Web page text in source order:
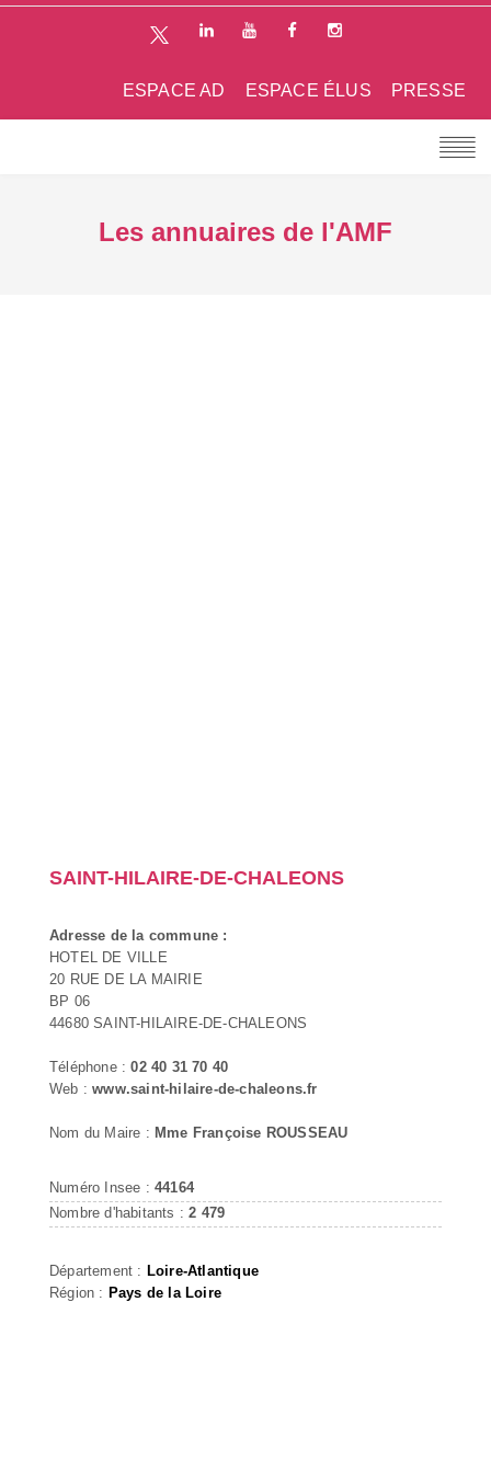
PRESSE
ESPACE ÉLUS
ESPACE AD
Les annuaires de l'AMF
SAINT-HILAIRE-DE-CHALEONS
Adresse de la commune :
HOTEL DE VILLE
20 RUE DE LA MAIRIE
BP 06
44680 SAINT-HILAIRE-DE-CHALEONS
Téléphone :02 40 31 70 40
Web :www.saint-hilaire-de-chaleons.fr
Nom du Maire : Mme Françoise ROUSSEAU
Numéro Insee : 44164
Nombre d'habitants :2 479
Département : Loire-Atlantique
Région : Pays de la Loire